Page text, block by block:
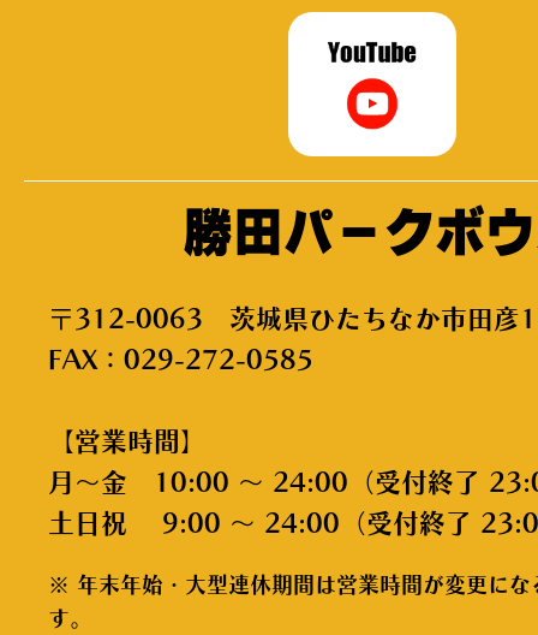
勝田パークボ
〒312-0063 茨城県ひたちなか市田彦
FAX：029-272-0585
【営業時間】
月～金 10:00 ～ 24:00（受付終了
土日祝 9:00 ～ 24:00（受付終了
※ 年末年始・大型連休期間は営業時間が変更にな
す。